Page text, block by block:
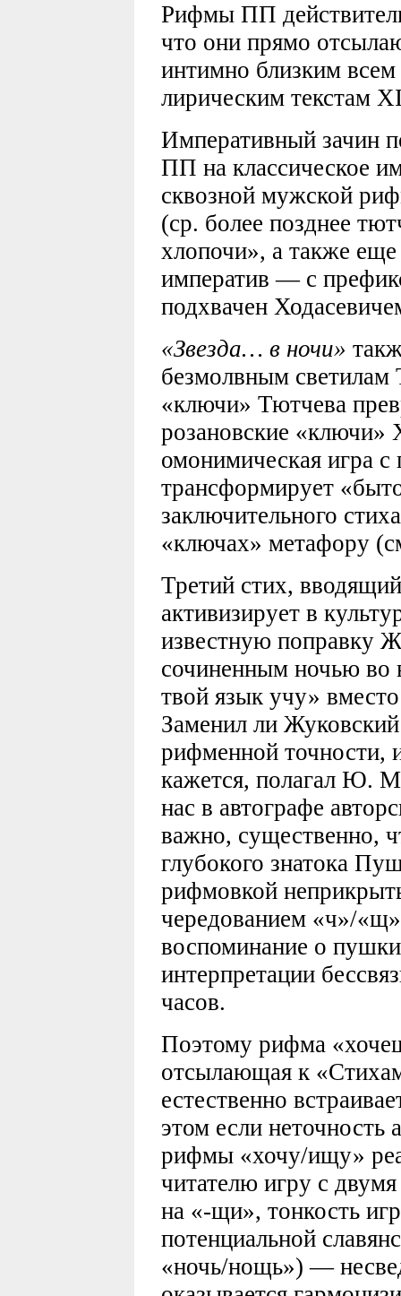
Рифмы ПП
что они прямо
интимно близким
лирическим текстам
Императивный зачин
ПП на классическое
сквозной мужской
(ср. более позднее
хлопочи», а также
императив — с
подхвачен
«Звезда… в ночи»
безмолвным
«ключи» Тютчева
розановские «ключи»
омонимическая игра с
трансформирует
заключительного
«ключах» метафору
Третий стих,
активизирует в
известную поправку
сочиненным ночью во
твой язык учу»
Заменил ли
рифменной точности,
кажется, полагал Ю.
нас в автографе
важно, существенно,
глубокого знатока
рифмовкой
чередованием «ч»/
воспоминание о
интерпретации
часов.
Поэтому рифма
отсылающая к
естественно
этом если неточность
рифмы «хочу/ищу»
читателю игру с
на «-щи», тонкость
потенциальной
«ночь/нощь») —